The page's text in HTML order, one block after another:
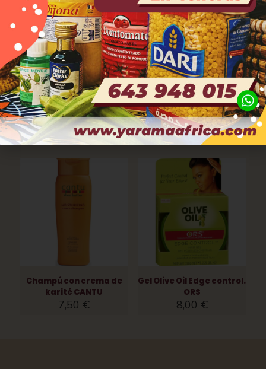
Gel de fijación con aceite
de argán. ECO STYLER
12,00€
Crema para definir el
rizo. AUNT JACKIE´S
12,00€
Champú con crema de
karité CANTU
7,50 €
Gel Olive Oil Edge control.
ORS
8,00 €